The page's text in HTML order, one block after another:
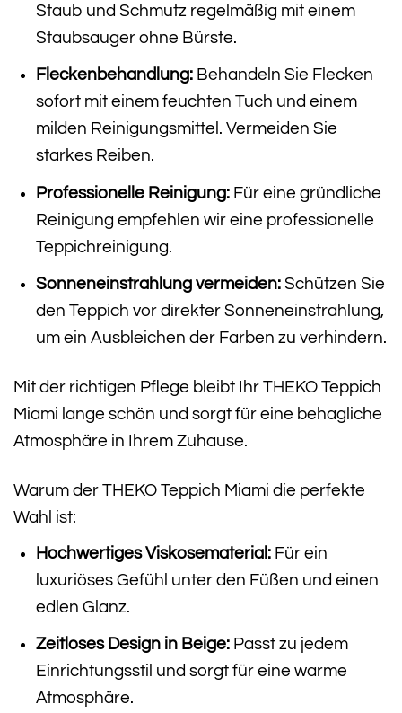
Staub und Schmutz regelmäßig mit einem
Staubsauger ohne Bürste.
Fleckenbehandlung:Behandeln Sie Flecken
sofort mit einem feuchten Tuch und einem
milden Reinigungsmittel. Vermeiden Sie
starkes Reiben.
Professionelle Reinigung:Für eine gründliche
Reinigung empfehlen wir eine professionelle
Teppichreinigung.
Sonneneinstrahlung vermeiden:Schützen Sie
den Teppich vor direkter Sonneneinstrahlung,
um ein Ausbleichen der Farben zu verhindern.
Mit der richtigen Pflege bleibt Ihr THEKO Teppich
Miami lange schön und sorgt für eine behagliche
Atmosphäre in Ihrem Zuhause.
Warum der THEKO Teppich Miami die perfekte
Wahl ist:
Hochwertiges Viskosematerial:Für ein
luxuriöses Gefühl unter den Füßen und einen
edlen Glanz.
Zeitloses Design in Beige:Passt zu jedem
Einrichtungsstil und sorgt für eine warme
Atmosphäre.